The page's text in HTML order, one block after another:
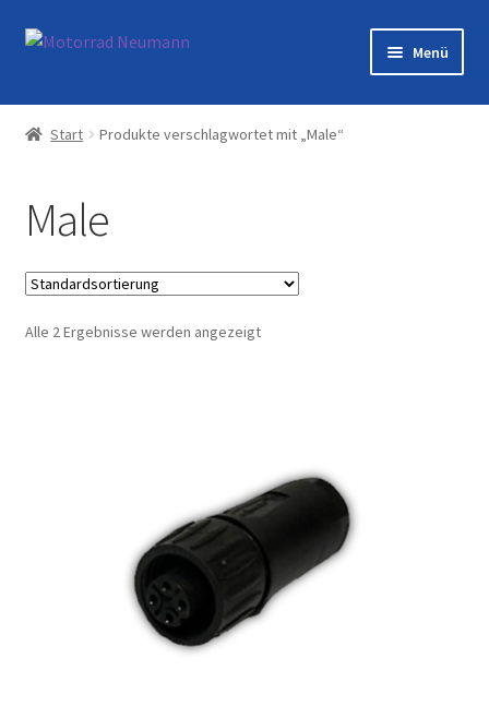
Zur
Zum
Menü
Startseite
Veranstaltungen
Motorräder
Werkstatt
Start Produkte verschlagwortet mit „Male“
Male
Alle 2 Ergebnisse werden angezeigt